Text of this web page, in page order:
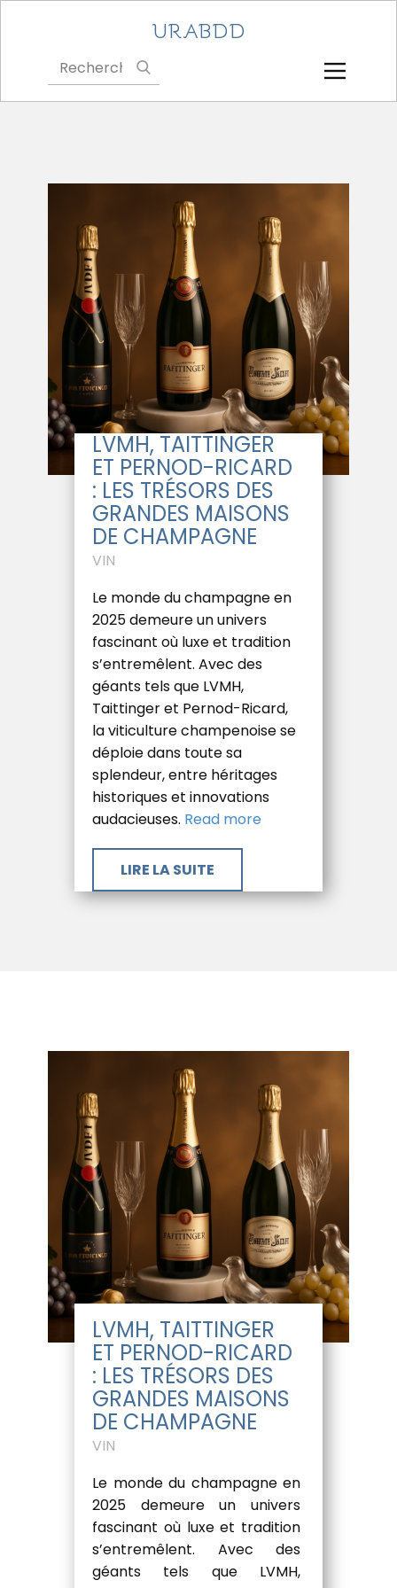
URABDD
LVMH, TAITTINGER
ET PERNOD-RICARD
: LES TRÉSORS DES
GRANDES MAISONS
DE CHAMPAGNE
VIN
Le monde du champagne en
2025 demeure un univers
fascinant où luxe et tradition
s’entremêlent. Avec des
géants tels que LVMH,
Taittinger et Pernod-Ricard,
la viticulture champenoise se
déploie dans toute sa
splendeur, entre héritages
historiques et innovations
audacieuses. Read more
​LIRE LA SUITE
LVMH, TAITTINGER
ET PERNOD-RICARD
: LES TRÉSORS DES
GRANDES MAISONS
DE CHAMPAGNE
VIN
Le monde du champagne en
2025 demeure un univers
fascinant où luxe et tradition
s’entremêlent. Avec des
géants tels que LVMH,